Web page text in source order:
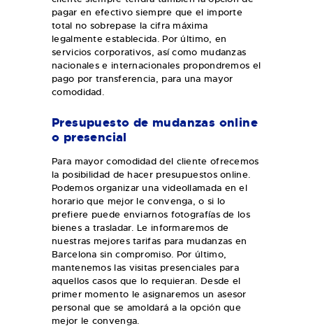
pagar en efectivo siempre que el importe
total no sobrepase la cifra máxima
legalmente establecida. Por último, en
servicios corporativos, así como mudanzas
nacionales e internacionales propondremos el
pago por transferencia, para una mayor
comodidad.
Presupuesto de mudanzas online
o presencial
Para mayor comodidad del cliente ofrecemos
la posibilidad de hacer presupuestos online.
Podemos organizar una videollamada en el
horario que mejor le convenga, o si lo
prefiere puede enviarnos fotografías de los
bienes a trasladar. Le informaremos de
nuestras mejores tarifas para mudanzas en
Barcelona sin compromiso. Por último,
mantenemos las visitas presenciales para
aquellos casos que lo requieran. Desde el
primer momento le asignaremos un asesor
personal que se amoldará a la opción que
mejor le convenga.